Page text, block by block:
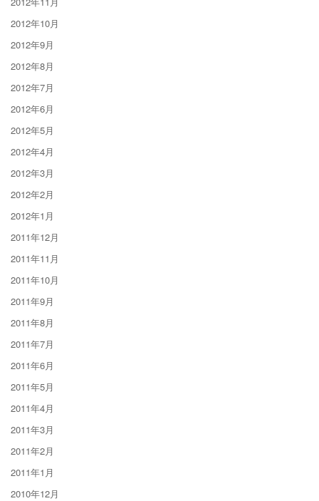
2012年10月
2012年9月
2012年8月
2012年7月
2012年6月
2012年5月
2012年4月
2012年3月
2012年2月
2012年1月
2011年12月
2011年11月
2011年10月
2011年9月
2011年8月
2011年7月
2011年6月
2011年5月
2011年4月
2011年3月
2011年2月
2011年1月
2010年12月